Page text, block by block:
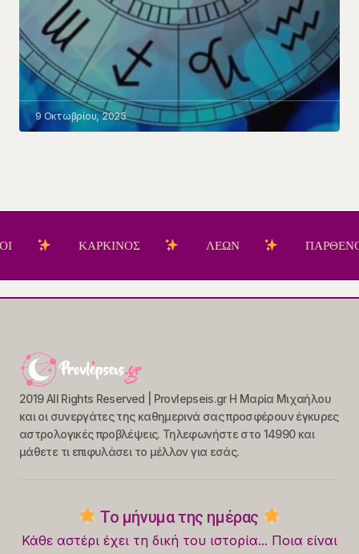
9 Οκτωβρίου, 2025
ΚΑΡΚΙΝΟΣ ΛΕΩΝ ΠΑΡΘΕΝΟΣ
2019 All Rights Reserved | Provlepseis.gr Η Μαρία Μιχαήλου
και οι συνεργάτες της καθημερινά σας προσφέρουν έγκυρες
αστρολογικές προβλέψεις. Τηλεφωνήστε στο 14990 και
μάθετε τι επιφυλάσει το μέλλον για εσάς.
Το μήνυμα της ημέρας
Κάθε αστέρι έχει τη δική του ιστορία... Ποια είναι